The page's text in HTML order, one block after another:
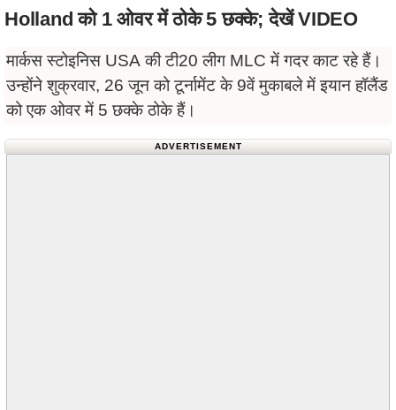
Holland को 1 ओवर में ठोके 5 छक्के; देखें VIDEO
मार्कस स्टोइनिस USA की टी20 लीग MLC में गदर काट रहे हैं।
उन्होंने शुक्रवार, 26 जून को टूर्नामेंट के 9वें मुकाबले में इयान हॉलैंड
को एक ओवर में 5 छक्के ठोके हैं।
ADVERTISEMENT